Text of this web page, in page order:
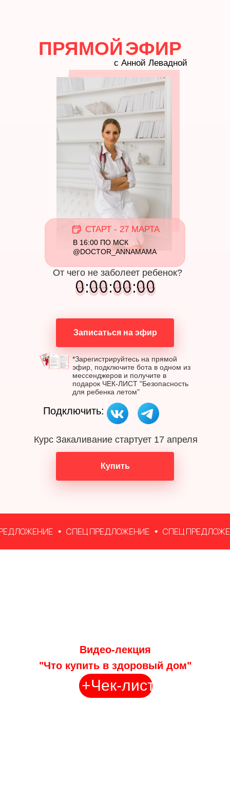
От чего не заболеет ребенок?
*Зарегистрируйтесь на прямой
эфир, подключите бота в одном из
мессенджеров и получите в
подарок ЧЕК-ЛИСТ "Безопасность
для ребенка летом"
ПРЯМОЙ
с Анной Левадной
ЭФИР
0
0:0
00
0:0
00
0:0
00
0
СТАРТ - 27 МАРТА
Записаться на эфир
В 16:00 ПО МСК
@DOCTOR_ANNAMAMA
Подключить:
Купить
Курс Закаливание стартует 17 апреля
СПЕЦ ПРЕДЛОЖЕНИЕ СПЕЦ
Видео-лекция
"Что купить в здоровый дом"
+Чек-лист